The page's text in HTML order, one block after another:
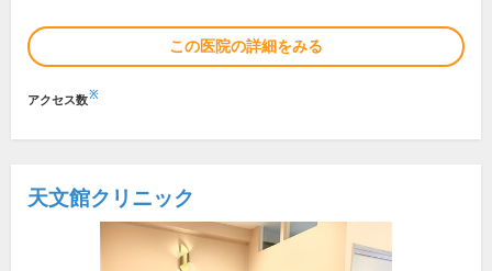
この医院の詳細をみる
アクセス数※
天文館クリニック